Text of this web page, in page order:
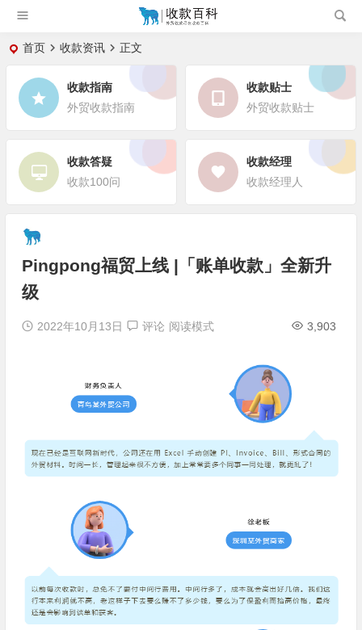
首页 收款资讯 正文
收款指南
外贸收款指南
收款贴士
外贸收款贴士
收款答疑
收款100问
收款经理
收款经理人
Pingpong福贸上线 |「账单收款」全新升
级
2022年10月13日 评论 3,903
阅读模式